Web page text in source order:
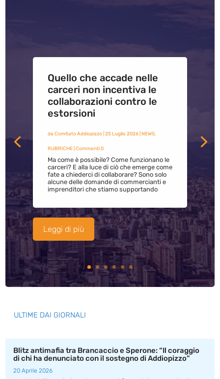
Quello che accade nelle
carceri non incentiva le
collaborazioni contro le
estorsioni
da Comitato Addiopizzo| 25 Luglio 2026| NEWS,
RUBRICHE| Commenti 0
Ma come è possibile? Come funzionano le
carceri? E alla luce di ciò che emerge come
fate a chiederci di collaborare? Sono solo
alcune delle domande di commercianti e
imprenditori che stiamo supportando
Leggi di più
ULTIME DAI GIORNALI
Blitz antimafia tra Brancaccio e Sperone: “Il coraggio
di chi ha denunciato con il sostegno di Addiopizzo”
20 Aprile 2026